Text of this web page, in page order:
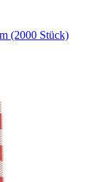
(2000 Stück)